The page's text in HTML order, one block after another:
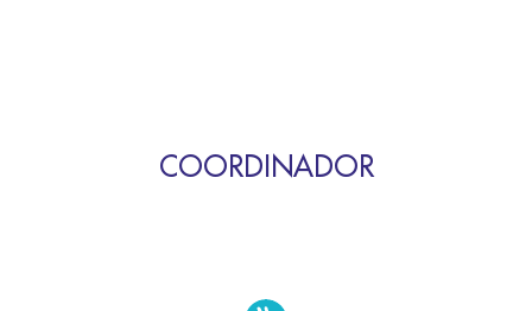
COORDINADOR